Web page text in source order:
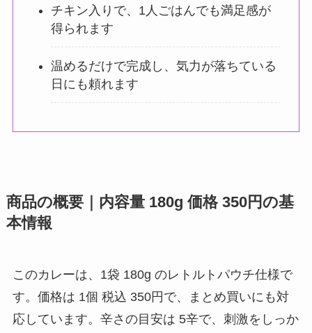
チキン入りで、1人ごはんでも満足感が
得られます
温めるだけで完成し、気力が落ちている
日にも頼れます
商品の概要｜内容量 180g 価格 350円の基
本情報
このカレーは、1袋 180g のレトルトパウチ仕様で
す。価格は 1個 税込 350円で、まとめ買いにも対
応しています。辛さの目安は 5辛で、刺激をしっか